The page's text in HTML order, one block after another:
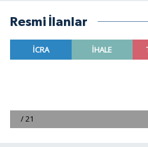
Resmi İlanlar